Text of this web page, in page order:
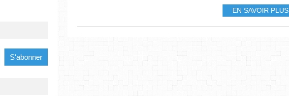
EN SAVOIR PLUS